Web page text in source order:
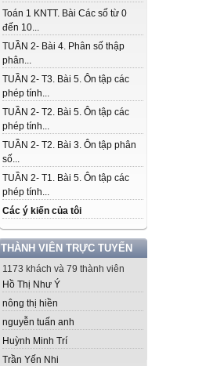
Toán 1 KNTT. Bài Các số từ 0
đến 10...
TUẦN 2- Bài 4. Phân số thập
phân...
TUẦN 2- T3. Bài 5. Ôn tập các
phép tính...
TUẦN 2- T2. Bài 5. Ôn tập các
phép tính...
TUẦN 2- T2. Bài 3. Ôn tập phân
số...
TUẦN 2- T1. Bài 5. Ôn tập các
phép tính...
Các ý kiến của tôi
THÀNH VIÊN TRỰC TUYẾN
1173 khách và 79 thành viên
Hồ Thị Như Ý
nông thị hiền
nguyễn tuấn anh
Huỳnh Minh Trí
Trần Yến Nhi